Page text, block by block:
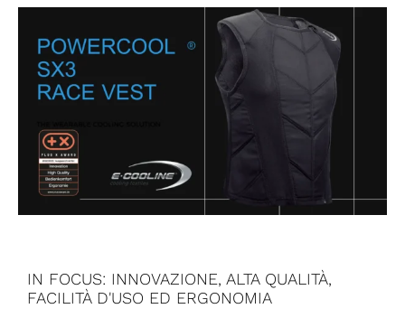
IN FOCUS: INNOVAZIONE, ALTA QUALITÀ,
FACILITÀ D'USO ED ERGONOMIA